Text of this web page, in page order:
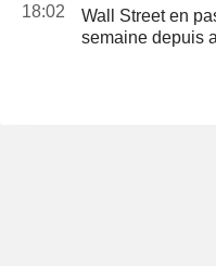
18:02
Wall Street en
semaine depuis